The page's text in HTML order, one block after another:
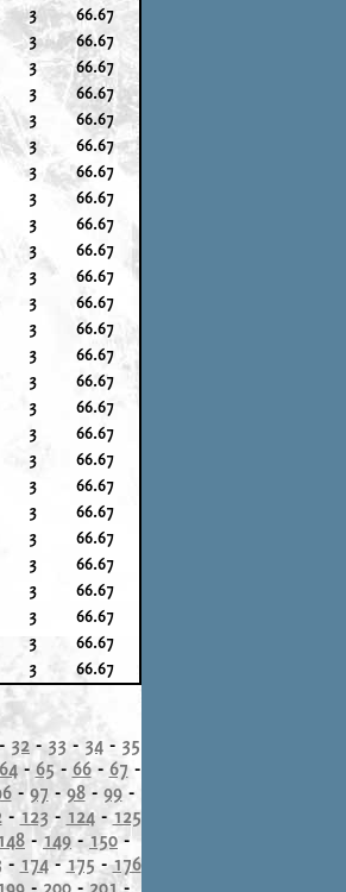
3
66.67
3
66.67
3
66.67
3
66.67
3
66.67
3
66.67
3
66.67
3
66.67
3
66.67
3
66.67
3
66.67
3
66.67
3
66.67
3
66.67
3
66.67
3
66.67
3
66.67
3
66.67
3
66.67
3
66.67
3
66.67
3
66.67
3
66.67
3
66.67
3
66.67
3 66.67
- 32 -33 - 34 - 35
64-65- 66- 67 -
- 97 -98- 99-
-123 -124- 125
- 149 - 150 -
- 174-175 -176
- 200 -201 -